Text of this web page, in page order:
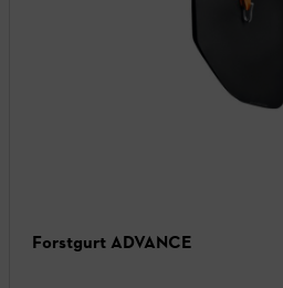
Forstgurt ADVANCE